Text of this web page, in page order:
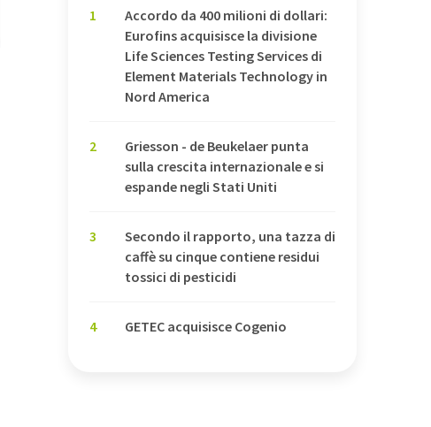
1
Accordo da 400 milioni di dollari:
Eurofins acquisisce la divisione
Life Sciences Testing Services di
Element Materials Technology in
Nord America
2
Griesson - de Beukelaer punta
sulla crescita internazionale e si
espande negli Stati Uniti
3
Secondo il rapporto, una tazza di
caffè su cinque contiene residui
tossici di pesticidi
4 GETEC acquisisce Cogenio